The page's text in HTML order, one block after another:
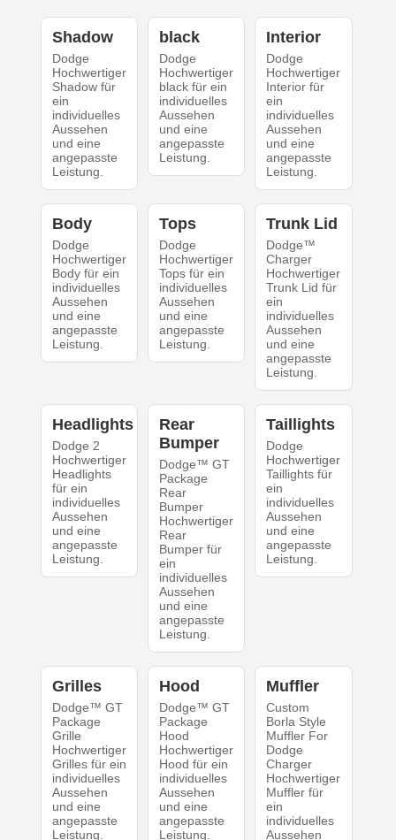
Shadow
Dodge
Hochwertiger
Shadow für
ein
individuelles
Aussehen
und eine
angepasste
Leistung.
black
Dodge
Hochwertiger
black für ein
individuelles
Aussehen
und eine
angepasste
Leistung.
Interior
Dodge
Hochwertiger
Interior für
ein
individuelles
Aussehen
und eine
angepasste
Leistung.
Body
Dodge
Hochwertiger
Body für ein
individuelles
Aussehen
und eine
angepasste
Leistung.
Tops
Dodge
Hochwertiger
Tops für ein
individuelles
Aussehen
und eine
angepasste
Leistung.
Trunk Lid
Dodge™
Charger
Hochwertiger
Trunk Lid für
ein
individuelles
Aussehen
und eine
angepasste
Leistung.
Headlights
Dodge 2
Hochwertiger
Headlights
für ein
individuelles
Aussehen
und eine
angepasste
Leistung.
Rear
Bumper
Dodge™ GT
Package
Rear
Bumper
Hochwertiger
Rear
Bumper für
ein
individuelles
Aussehen
und eine
angepasste
Leistung.
Taillights
Dodge
Hochwertiger
Taillights für
ein
individuelles
Aussehen
und eine
angepasste
Leistung.
Grilles
Dodge™ GT
Package
Grille
Hochwertiger
Grilles für ein
individuelles
Aussehen
und eine
angepasste
Leistung.
Hood
Dodge™ GT
Package
Hood
Hochwertiger
Hood für ein
individuelles
Aussehen
und eine
angepasste
Leistung.
Muffler
Custom
Borla Style
Muffler For
Dodge
Charger
Hochwertiger
Muffler für
ein
individuelles
Aussehen